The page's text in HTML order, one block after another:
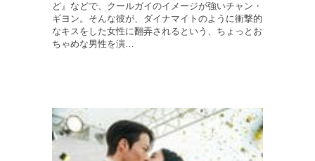
ど』などで、クールガイのイメージが強いチャン・
ギヨン。そんな彼が、ダイナマイトのように衝撃的
なキスをした女性に翻弄されるという、ちょっとお
ちゃめな男性を演…